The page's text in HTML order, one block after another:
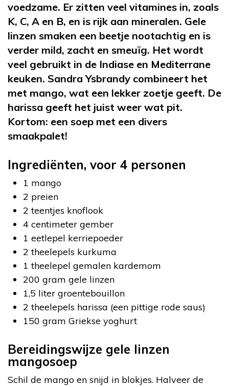
voedzame. Er zitten veel vitamines in, zoals
K, C, A en B, en is rijk aan mineralen. Gele
linzen smaken een beetje nootachtig en is
verder mild, zacht en smeuïg. Het wordt
veel gebruikt in de Indiase en Mediterrane
keuken. Sandra Ysbrandy combineert het
met mango, wat een lekker zoetje geeft. De
harissa geeft het juist weer wat pit.
Kortom: een soep met een divers
smaakpalet!
Ingrediënten, voor 4 personen
1 mango
2 preien
2 teentjes knoflook
4 centimeter gember
1 eetlepel kerriepoeder
2 theelepels kurkuma
1 theelepel gemalen kardemom
200 gram gele linzen
1,5 liter groentebouillon
2 theelepels harissa (een pittige rode saus)
150 gram Griekse yoghurt
Bereidingswijze gele linzen
mangosoep
Schil de mango en snijd in blokjes. Halveer de